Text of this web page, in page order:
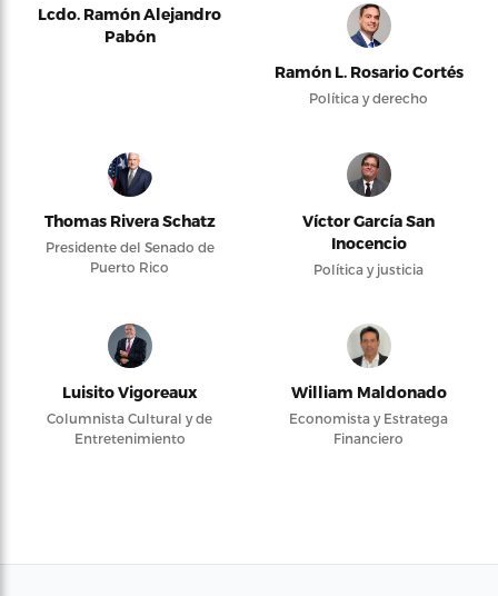
Lcdo. Ramón Alejandro
Pabón
Ramón L. Rosario Cortés
Política y derecho
Thomas Rivera Schatz
Presidente del Senado de
Puerto Rico
Víctor García San
Inocencio
Política y justicia
Luisito Vigoreaux
Columnista Cultural y de
Entretenimiento
William Maldonado
Economista y Estratega
Financiero